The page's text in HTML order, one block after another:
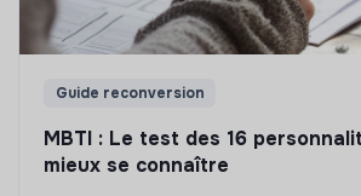
Guide reconversion
MBTI : Le test des 16
mieux se connaître